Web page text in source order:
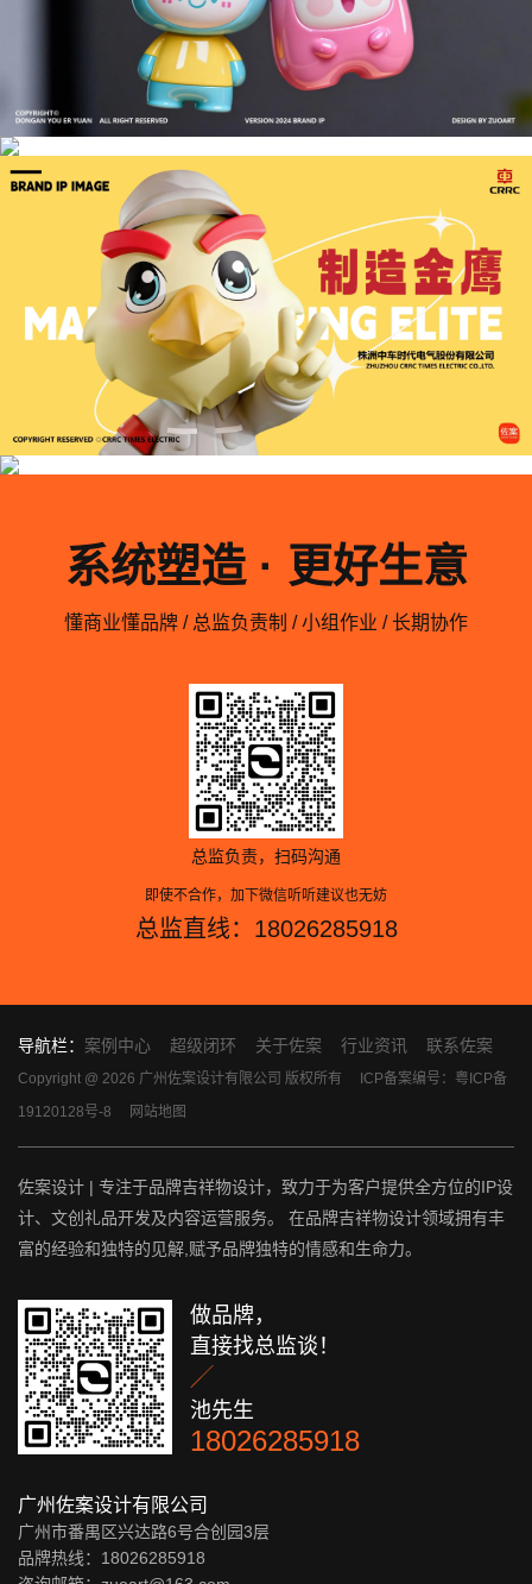
系统塑造 · 更好生意
懂商业懂品牌 / 总监负责制 / 小组作业 / 长期协作
总监负责，扫码沟通
即使不合作，加下微信听听建议也无妨
总监直线：18026285918
导航栏： 案例中心 超级闭环 关于佐案 行业资讯 联系佐案
Copyright @ 2026 广州佐案设计有限公司 版权所有 ICP备案编号：粤ICP备
19120128号-8
网站地图
佐案设计 | 专注于品牌吉祥物设计，致力于为客户提供全方位的IP设
计、文创礼品开发及内容运营服务。 在品牌吉祥物设计领域拥有丰
富的经验和独特的见解,赋予品牌独特的情感和生命力。
做品牌，
直接找总监谈！

池先生
18026285918
广州佐案设计有限公司
广州市番禺区兴达路6号合创园3层
品牌热线：18026285918